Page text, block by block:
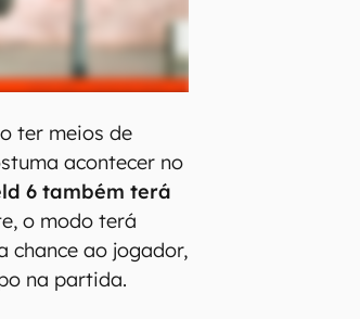
ter meios de
acontecer no
6 também terá
o modo terá
chance ao jogador,
na partida.